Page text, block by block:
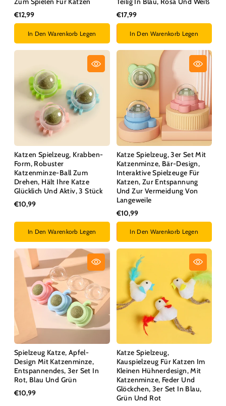
€12,99
In Den Warenkorb Legen
€17,99
In Den Warenkorb Legen
Katzen Spielzeug, Krabben-
Form, Robuster
Katzenminze-Ball Zum
Drehen, Hält Ihre Katze
Glücklich Und Aktiv, 3 Stück
€10,99
In Den Warenkorb Legen
Katze Spielzeug, 3er Set Mit
Katzenminze, Bär-Design,
Interaktive Spielzeuge Für
Katzen, Zur Entspannung
Und Zur Vermeidung Von
Langeweile
€10,99
In Den Warenkorb Legen
Spielzeug Katze, Apfel-
Design Mit Katzenminze,
Entspannendes, 3er Set In
Rot, Blau Und Grün
€10,99
Katze Spielzeug,
Kauspielzeug Für Katzen Im
Kleinen Hühnerdesign, Mit
Katzenminze, Feder Und
Glöckchen, 3er Set In Blau,
Grün Und Rot